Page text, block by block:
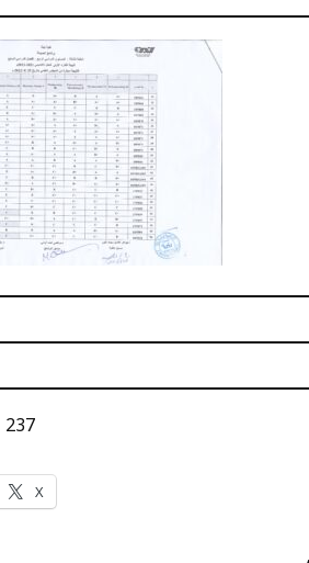
237
X